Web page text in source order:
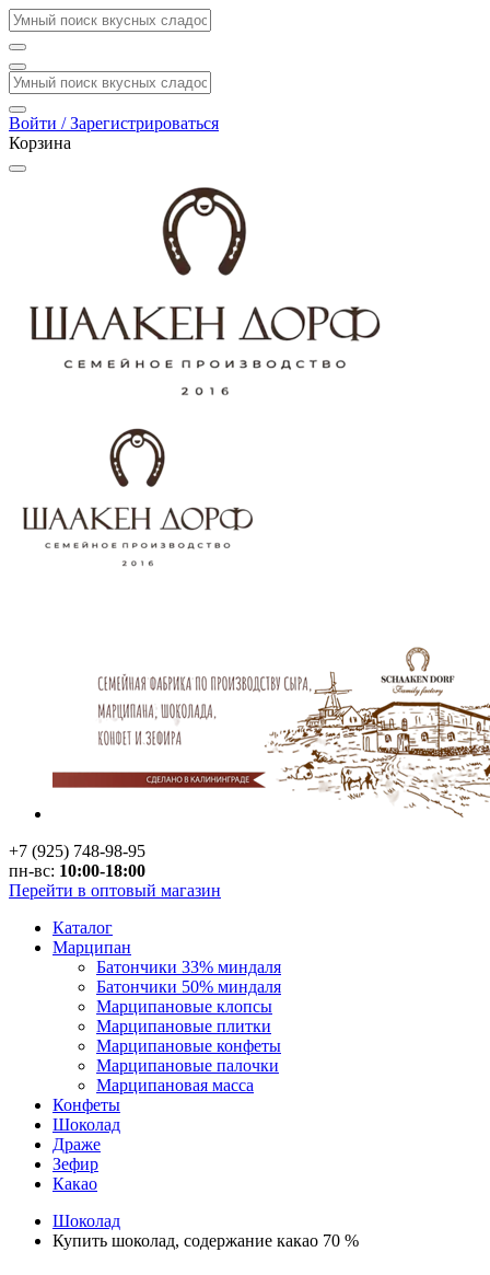
Войти / Зарегистрироваться
Корзина
+7 (925) 748-98-95
пн-вс: 10:00-18:00
Перейти в оптовый магазин
Каталог
Марципан
Батончики 33% миндаля
Батончики 50% миндаля
Марципановые клопсы
Марципановые плитки
Марципановые конфеты
Марципановые палочки
Марципановая масса
Конфеты
Шоколад
Драже
Зефир
Какао
Шоколад
Купить шоколад, содержание какао 70 %